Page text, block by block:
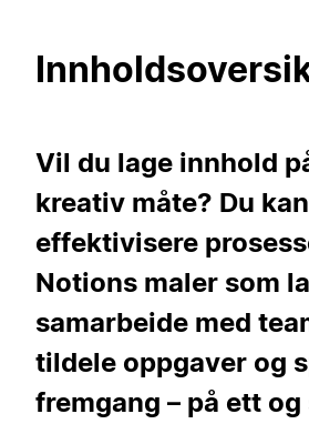
Vil du lage innhold
kreativ måte? Du kan
effektivisere
Notions maler som
samarbeide med
tildele oppgaver og
fremgang – på ett og